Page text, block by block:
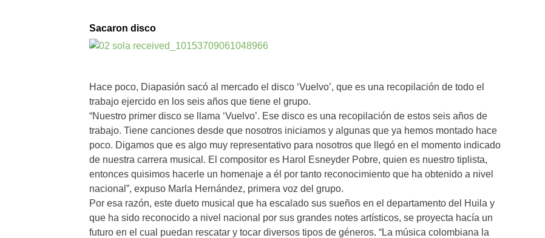
Sacaron disco
Hace poco, Diapasión sacó al mercado el disco ‘Vuelvo’, que es una recopilación de todo el
trabajo ejercido en los seis años que tiene el grupo.
“Nuestro primer disco se llama ‘Vuelvo’. Ese disco es una recopilación de estos seis años de
trabajo. Tiene canciones desde que nosotros iniciamos y algunas que ya hemos montado hace
poco. Digamos que es algo muy representativo para nosotros que llegó en el momento indicado
de nuestra carrera musical. El compositor es Harol Esneyder Pobre, quien es nuestro tiplista,
entonces quisimos hacerle un homenaje a él por tanto reconocimiento que ha obtenido a nivel
nacional”, expuso Marla Hernández, primera voz del grupo.
Por esa razón, este dueto musical que ha escalado sus sueños en el departamento del Huila y
que ha sido reconocido a nivel nacional por sus grandes notes artísticos, se proyecta hacía un
futuro en el cual puedan rescatar y tocar diversos tipos de géneros. “La música colombiana la